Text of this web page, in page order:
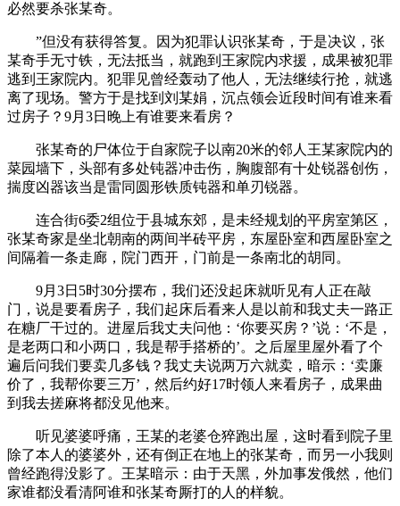
必然要杀张某奇。
”但没有获得答复。因为犯罪认识张某奇，于是决议，张
某奇手无寸铁，无法抵当，就跑到王家院内求援，成果被犯罪
逃到王家院内。犯罪见曾经轰动了他人，无法继续行抢，就逃
离了现场。警方于是找到刘某娟，沉点领会近段时间有谁来看
过房子？9月3日晚上有谁要来看房？
张某奇的尸体位于自家院子以南20米的邻人王某家院内的
菜园墙下，头部有多处钝器冲击伤，胸腹部有十处锐器创伤，
揣度凶器该当是雷同圆形铁质钝器和单刃锐器。
连合街6委2组位于县城东郊，是未经规划的平房室第区，
张某奇家是坐北朝南的两间半砖平房，东屋卧室和西屋卧室之
间隔着一条走廊，院门西开，门前是一条南北的胡同。
9月3日5时30分摆布，我们还没起床就听见有人正在敲
门，说是要看房子，我们起床后看来人是以前和我丈夫一路正
在糖厂干过的。进屋后我丈夫问他：‘你要买房？’说：‘不是，
是老两口和小两口，我是帮手搭桥的’。之后屋里屋外看了个
遍后问我们要卖几多钱？我丈夫说两万六就卖，暗示：‘卖廉
价了，我帮你要三万’，然后约好17时领人来看房子，成果曲
到我去搓麻将都没见他来。
听见婆婆呼痛，王某的老婆仓猝跑出屋，这时看到院子里
除了本人的婆婆外，还有倒正在地上的张某奇，而另一小我则
曾经跑得没影了。王某暗示：由于天黑，外加事发俄然，他们
家谁都没看清阿谁和张某奇厮打的人的样貌。